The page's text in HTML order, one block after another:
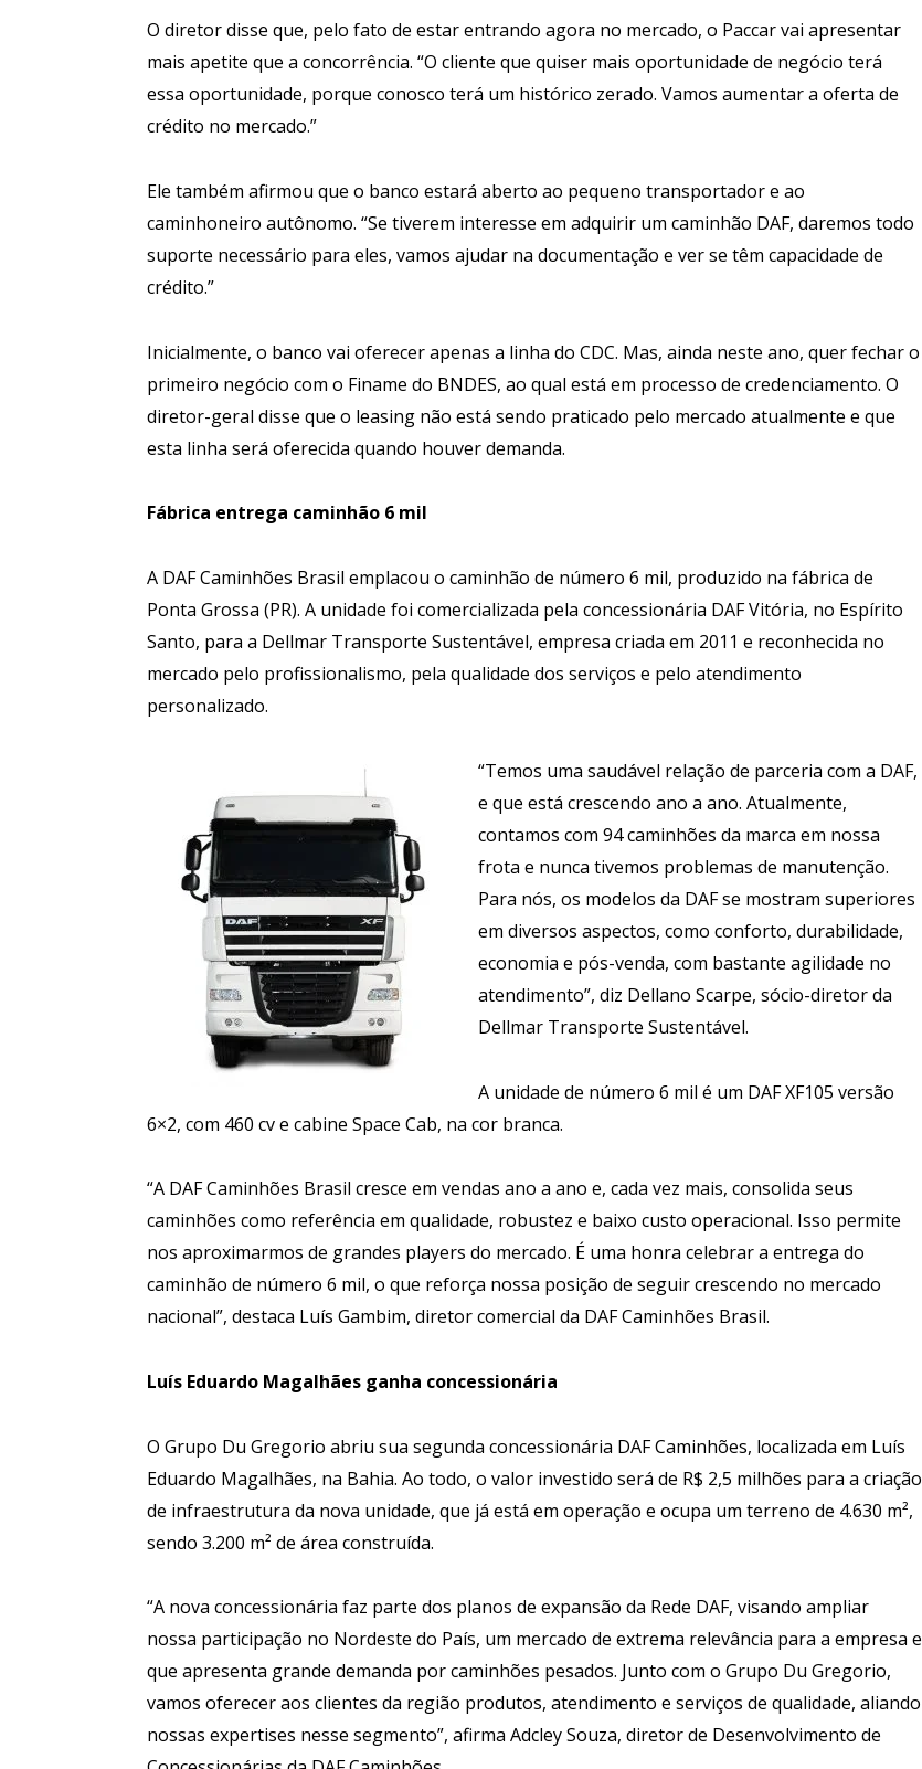
O diretor disse que, pelo fato de estar entrando agora no mercado, o Paccar vai apresentar
mais apetite que a concorrência. “O cliente que quiser mais oportunidade de negócio terá
essa oportunidade, porque conosco terá um histórico zerado. Vamos aumentar a oferta de
crédito no mercado.”
Ele também afirmou que o banco estará aberto ao pequeno transportador e ao
caminhoneiro autônomo. “Se tiverem interesse em adquirir um caminhão DAF, daremos todo
suporte necessário para eles, vamos ajudar na documentação e ver se têm capacidade de
crédito.”
Inicialmente, o banco vai oferecer apenas a linha do CDC. Mas, ainda neste ano, quer fechar o
primeiro negócio com o Finame do BNDES, ao qual está em processo de credenciamento. O
diretor-geral disse que o leasing não está sendo praticado pelo mercado atualmente e que
esta linha será oferecida quando houver demanda.
Fábrica entrega caminhão 6 mil
A DAF Caminhões Brasil emplacou o caminhão de número 6 mil, produzido na fábrica de
Ponta Grossa (PR). A unidade foi comercializada pela concessionária DAF Vitória, no Espírito
Santo, para a Dellmar Transporte Sustentável, empresa criada em 2011 e reconhecida no
mercado pelo profissionalismo, pela qualidade dos serviços e pelo atendimento
personalizado.
“Temos uma saudável relação de parceria com a DAF,
e que está crescendo ano a ano. Atualmente,
contamos com 94 caminhões da marca em nossa
frota e nunca tivemos problemas de manutenção.
Para nós, os modelos da DAF se mostram superiores
em diversos aspectos, como conforto, durabilidade,
economia e pós-venda, com bastante agilidade no
atendimento”, diz Dellano Scarpe, sócio-diretor da
Dellmar Transporte Sustentável.
A unidade de número 6 mil é um DAF XF105 versão
6×2, com 460 cv e cabine Space Cab, na cor branca.
“A DAF Caminhões Brasil cresce em vendas ano a ano e, cada vez mais, consolida seus
caminhões como referência em qualidade, robustez e baixo custo operacional. Isso permite
nos aproximarmos de grandes players do mercado. É uma honra celebrar a entrega do
caminhão de número 6 mil, o que reforça nossa posição de seguir crescendo no mercado
nacional”, destaca Luís Gambim, diretor comercial da DAF Caminhões Brasil.
Luís Eduardo Magalhães ganha concessionária
O Grupo Du Gregorio abriu sua segunda concessionária DAF Caminhões, localizada em Luís
Eduardo Magalhães, na Bahia. Ao todo, o valor investido será de R$ 2,5 milhões para a criação
de infraestrutura da nova unidade, que já está em operação e ocupa um terreno de 4.630 m²,
sendo 3.200 m² de área construída.
“A nova concessionária faz parte dos planos de expansão da Rede DAF, visando ampliar
nossa participação no Nordeste do País, um mercado de extrema relevância para a empresa e
que apresenta grande demanda por caminhões pesados. Junto com o Grupo Du Gregorio,
vamos oferecer aos clientes da região produtos, atendimento e serviços de qualidade, aliando
nossas expertises nesse segmento”, afirma Adcley Souza, diretor de Desenvolvimento de